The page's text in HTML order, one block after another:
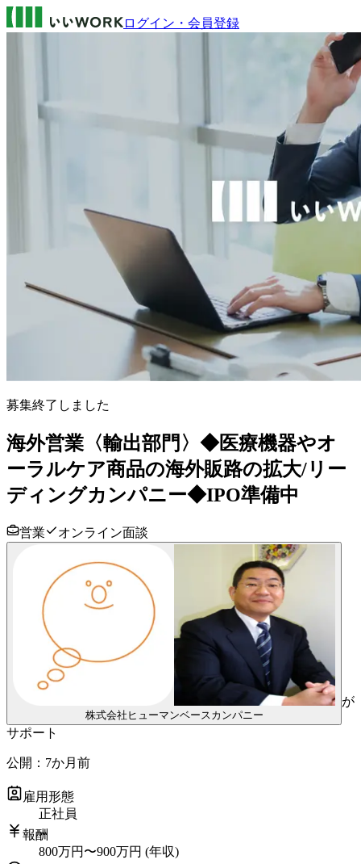
ログイン・会員登録
募集終了しました
海外営業〈輸出部門〉◆医療機器やオ
ーラルケア商品の海外販路の拡大/リー
ディングカンパニー◆IPO準備中
営業 オンライン面談
株式会社ヒューマンベースカンパニー
が
サポート
公開： 7か月前
雇用形態
正社員
報酬
800万円 〜900万円 (年収)